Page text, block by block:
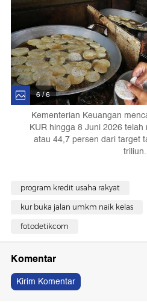
6 / 6
Kementerian Keuangan
KUR hingga 8 Juni 2026
atau 44,7 persen dari target
triliun.
program kredit usaha rakyat
kur buka jalan umkm naik kelas
fotodetikcom
Komentar
Kirim Komentar